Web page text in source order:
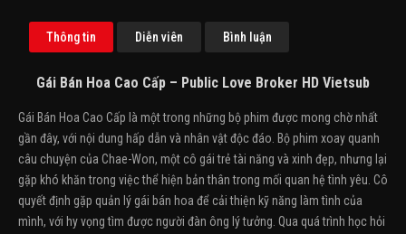
Thông tin Diễn viên Bình luận
Gái Bán Hoa Cao Cấp – Public Love Broker HD Vietsub
Gái Bán Hoa Cao Cấp là một trong những bộ phim được mong chờ nhất
gần đây, với nội dung hấp dẫn và nhân vật độc đáo. Bộ phim xoay quanh
câu chuyện của Chae-Won, một cô gái trẻ tài năng và xinh đẹp, nhưng lại
gặp khó khăn trong việc thể hiện bản thân trong mối quan hệ tình yêu. Cô
quyết định gặp quản lý gái bán hoa để cải thiện kỹ năng làm tình của
mình, với hy vọng tìm được người đàn ông lý tưởng. Qua quá trình học hỏi